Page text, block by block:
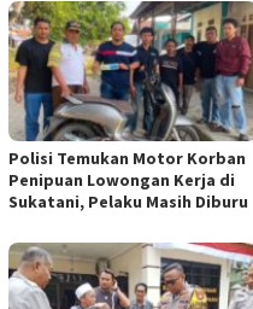
Polisi Temukan Motor Korban
Penipuan Lowongan Kerja di
Sukatani, Pelaku Masih Diburu